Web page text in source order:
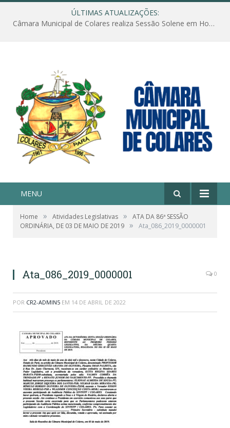
ÚLTIMAS ATUALIZAÇÕES:
Câmara Municipal de Colares realiza Sessão Solene em Homenagem ao Dia das Mães
MENU
Home » Atividades Legislativas »
ATA DA 86ª SESSÃO
ORDINÁRIA, DE 03 DE MAIO DE 2019 » Ata_086_2019_0000001
Ata_086_2019_0000001 0
POR CR2-ADMIN5 EM 14 DE ABRIL DE 2022